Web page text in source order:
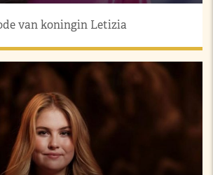
van koningin Letizia